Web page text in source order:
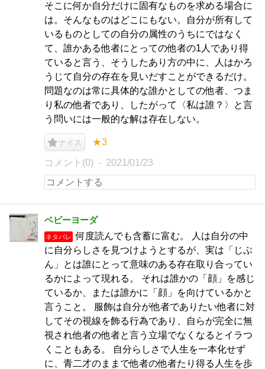
そこに何か自分だけに固有なものを求める場合に
は。そんなものはどこにもない。自分が所有して
いるものとしての自分の属性のうちにではなく
て、誰かある他者にとっての他者の1人であり得
ていると言う、そうしたあり方の中に、人はかろ
うじて自分の存在を見いだすことができるだけ。
問題なのは常に具体的な誰かとしての他者、つま
り私の他者であり、したがって〈私は誰？〉と言
う問いには一般的な解は存在しない。
ナイス ★3
コメント(0) 2021/01/23
ベビーヨーダ
ネタバレ
何度読んでも含蓄に富む。 人は自分の中
に自分らしさを見つけようとするが、実は「じぶ
ん」とは誰にとって意味のある存在取り合ってい
るかによって現れる。 それは誰かの「顔」を感じ
ているか、または誰かに「顔」を向けているかと
言うこと。 服飾は自分が他者でありたい他者に対
してその視線を飾る行為であり、自らが完全に無
視され他者の他者と言う立場でなくなるとイラつ
くこともある。 自分らしさで人生を一本化せず
に、青二才のままで他者の他者たり得る人生を歩